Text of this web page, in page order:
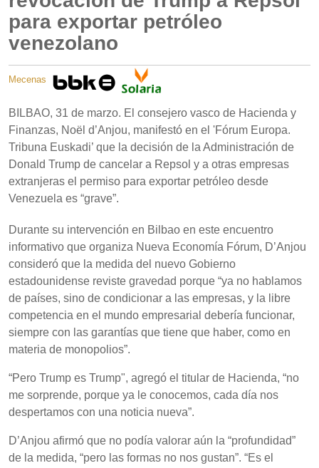
para exportar petróleo
venezolano
Mecenas
BILBAO, 31 de marzo. El consejero vasco de Hacienda y
Finanzas, Noël d’Anjou, manifestó en el 'Fórum Europa.
Tribuna Euskadi’ que la decisión de la Administración de
Donald Trump de cancelar a Repsol y a otras empresas
extranjeras el permiso para exportar petróleo desde
Venezuela es “grave”.
Durante su intervención en Bilbao en este encuentro
informativo que organiza Nueva Economía Fórum, D’Anjou
consideró que la medida del nuevo Gobierno
estadounidense reviste gravedad porque “ya no hablamos
de países, sino de condicionar a las empresas, y la libre
competencia en el mundo empresarial debería funcionar,
siempre con las garantías que tiene que haber, como en
materia de monopolios”.
“Pero Trump es Trump", agregó el titular de Hacienda, “no
me sorprende, porque ya le conocemos, cada día nos
despertamos con una noticia nueva”.
D’Anjou afirmó que no podía valorar aún la “profundidad”
de la medida, “pero las formas no nos gustan”. “Es el